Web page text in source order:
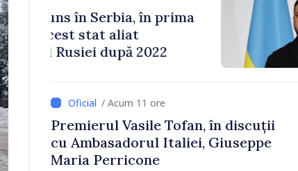
Perspectivele cooperării moldo-
turce, discutate de Prim-ministrul
Vasile Tofan și Ambasadorul Turciei,
/ Acum 11 ore
Premierul Vasile Tofan, în discuții
cu Ambasadorul Italiei, Giuseppe
Maria Perricone